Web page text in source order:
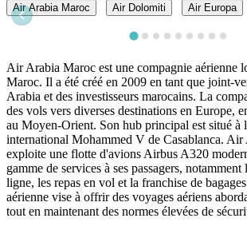
Air Arabia Maroc Air Dolomiti Air Europa
Air Arabia Maroc est une compagnie aérienne
Maroc. Il a été créé en 2009 en tant que joint-
Arabia et des investisseurs marocains. La
des vols vers diverses destinations en Europe,
au Moyen-Orient. Son hub principal est situé à
international Mohammed V de Casablanca.
exploite une flotte d'avions Airbus A320
gamme de services à ses passagers,
ligne, les repas en vol et la franchise de
aérienne vise à offrir des voyages aériens
tout en maintenant des normes élevées de